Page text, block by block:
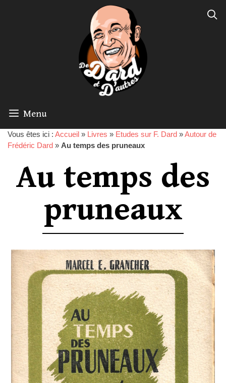
Menu
Vous êtes ici : Accueil » Livres » Etudes sur F. Dard »Autour de
Frédéric Dard » Au temps des pruneaux
Au temps des
pruneaux